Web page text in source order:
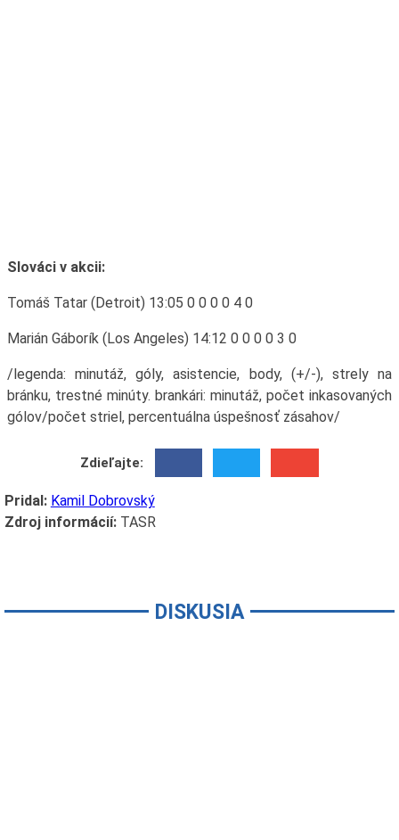
Slováci v akcii:
Tomáš Tatar (Detroit) 13:05 0 0 0 0 4 0
Marián Gáborík (Los Angeles) 14:12 0 0 0 0 3 0
/legenda: minutáž, góly, asistencie, body, (+/-), strely na
bránku, trestné minúty. brankári: minutáž, počet inkasovaných
gólov/počet striel, percentuálna úspešnosť zásahov/
Zdieľajte:
Pridal: Kamil Dobrovský
Zdroj informácií:TASR
DISKUSIA